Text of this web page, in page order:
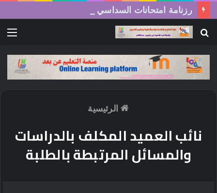
بحث
الرئيسية
نائب العميد المكلف بالدراسات
والمسائل المرتبطة بالطلبة